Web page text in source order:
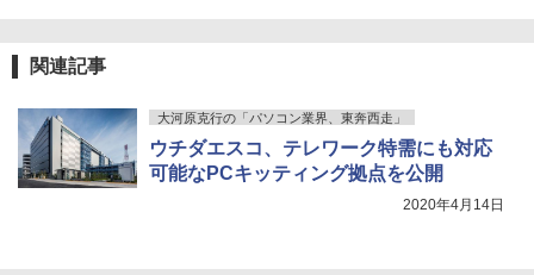
関連記事
大河原克行の「パソコン業界、東奔西走」
ウチダエスコ、テレワーク特需にも対応
可能なPCキッティング拠点を公開
2020年4月14日